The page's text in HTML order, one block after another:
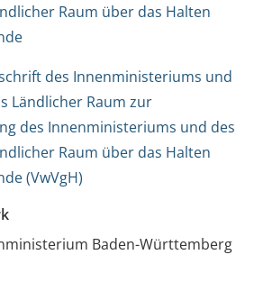
Raum über das Halten
des Innenministeriums und
Ländlicher Raum zur
des Innenministeriums und des
Raum über das Halten
(VwVgH)
Baden-Württemberg